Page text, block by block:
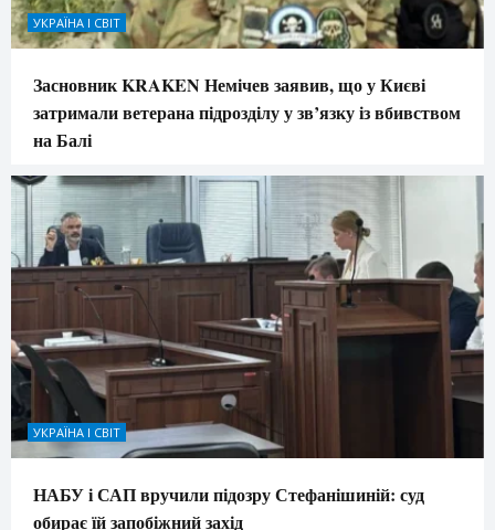
УКРАЇНА І СВІТ
Засновник KRAKEN Немічев заявив, що у Києві
затримали ветерана підрозділу у зв’язку із вбивством
на Балі
УКРАЇНА І СВІТ
НАБУ і САП вручили підозру Стефанішиній: суд
обирає їй запобіжний захід